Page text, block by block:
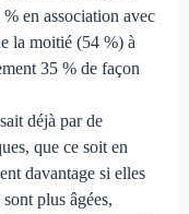
en association avec
la moitié (54 %) à
35 % de façon
déjà par de
que ce soit en
davantage si elles
plus âgées,